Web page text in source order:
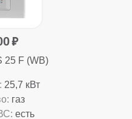
25 F (WB)
25,7 кВт
газ
есть